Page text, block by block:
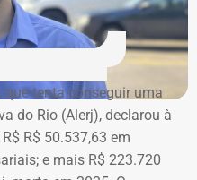
à Justiça Eleitoral — Foto:
que tenta conseguir uma
do Rio (Alerj), declarou à
R$ 50.537,63 em
e mais R$ 223.720